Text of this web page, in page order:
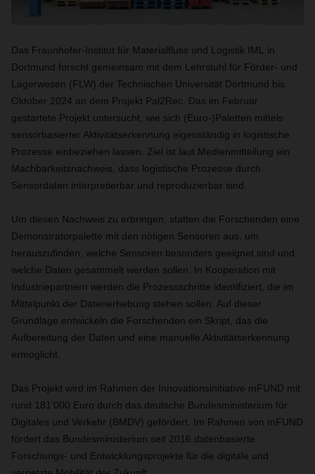
Das Fraunhofer-Institut für Materialfluss und Logistik IML in
Dortmund forscht gemeinsam mit dem Lehrstuhl für Förder- und
Lagerwesen (FLW) der Technischen Universität Dortmund bis
Oktober 2024 an dem Projekt Pal2Rec. Das im Februar
gestartete Projekt untersucht, wie sich (Euro-)Paletten mittels
sensorbasierter Aktivitätserkennung eigenständig in logistische
Prozesse einbeziehen lassen. Ziel ist laut Medienmitteilung ein
Machbarkeitsnachweis, dass logistische Prozesse durch
Sensordaten interpretierbar und reproduzierbar sind.
Um diesen Nachweis zu erbringen, statten die Forschenden eine
Demonstratorpalette mit den nötigen Sensoren aus, um
herauszufinden, welche Sensoren besonders geeignet sind und
welche Daten gesammelt werden sollen. In Kooperation mit
Industriepartnern werden die Prozessschritte identifiziert, die im
Mittelpunkt der Datenerhebung stehen sollen. Auf dieser
Grundlage entwickeln die Forschenden ein Skript, das die
Aufbereitung der Daten und eine manuelle Aktivitätserkennung
ermöglicht.
Das Projekt wird im Rahmen der Innovationsinitiative mFUND mit
rund 181‘000 Euro durch das deutsche Bundesministerium für
Digitales und Verkehr (BMDV) gefördert. Im Rahmen von mFUND
fördert das Bundesministerium seit 2016 datenbasierte
Forschungs- und Entwicklungsprojekte für die digitale und